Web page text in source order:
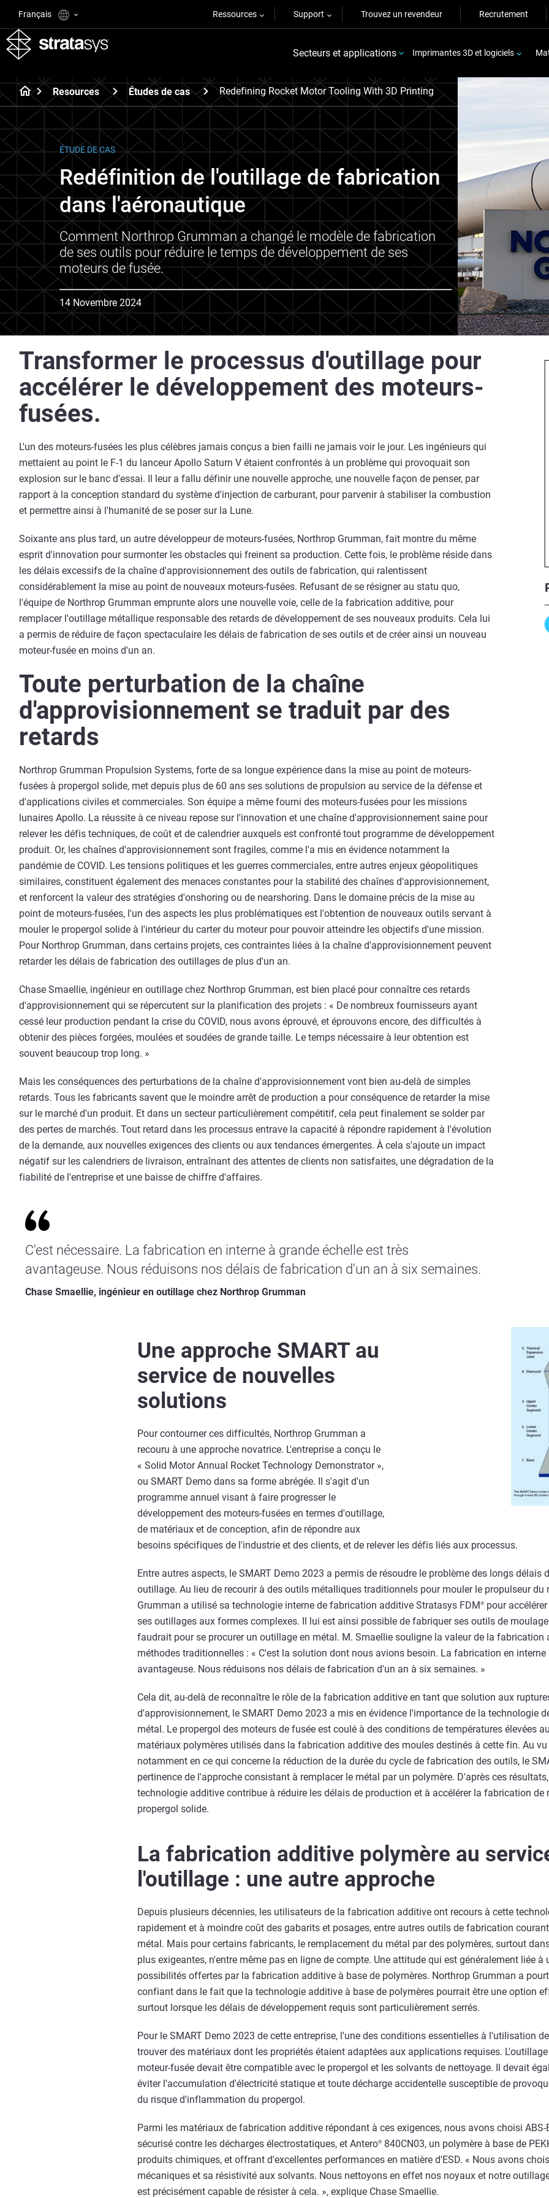
Français Ressources Support Trouvez un revendeur Recrutement
Secteurs et applications Imprimantes 3D et logiciels
Resources Études de cas Redefining Rocket Motor Tooling With 3D Printing
ÉTUDE DE CAS
Redéfinition de l'outillage de fabrication
dans l'aéronautique
Comment Northrop Grumman a changé le modèle de fabrication
de ses outils pour réduire le temps de développement de ses
moteurs de fusée.
14 Novembre 2024
Transformer le processus d'outillage pour
accélérer le développement des moteurs-
fusées.
L'un des moteurs-fusées les plus célèbres jamais conçus a bien failli ne jamais voir le jour. Les ingénieurs qui
mettaient au point le F-1 du lanceur Apollo Saturn V étaient confrontés à un problème qui provoquait son
explosion sur le banc d'essai. Il leur a fallu définir une nouvelle approche, une nouvelle façon de penser, par
rapport à la conception standard du système d'injection de carburant, pour parvenir à stabiliser la combustion
et permettre ainsi à l'humanité de se poser sur la Lune.
Soixante ans plus tard, un autre développeur de moteurs-fusées, Northrop Grumman, fait montre du même
esprit d'innovation pour surmonter les obstacles qui freinent sa production. Cette fois, le problème réside dans
les délais excessifs de la chaîne d'approvisionnement des outils de fabrication, qui ralentissent
considérablement la mise au point de nouveaux moteurs-fusées. Refusant de se résigner au statu quo,
l'équipe de Northrop Grumman emprunte alors une nouvelle voie, celle de la fabrication additive, pour
remplacer l'outillage métallique responsable des retards de développement de ses nouveaux produits. Cela lui
a permis de réduire de façon spectaculaire les délais de fabrication de ses outils et de créer ainsi un nouveau
moteur-fusée en moins d'un an.
Toute perturbation de la chaîne
d'approvisionnement se traduit par des
retards
Northrop Grumman Propulsion Systems, forte de sa longue expérience dans la mise au point de moteurs-
fusées à propergol solide, met depuis plus de 60 ans ses solutions de propulsion au service de la défense et
d'applications civiles et commerciales. Son équipe a même fourni des moteurs-fusées pour les missions
lunaires Apollo. La réussite à ce niveau repose sur l'innovation et une chaîne d'approvisionnement saine pour
relever les défis techniques, de coût et de calendrier auxquels est confronté tout programme de développement
produit. Or, les chaînes d'approvisionnement sont fragiles, comme l'a mis en évidence notamment la
pandémie de COVID. Les tensions politiques et les guerres commerciales, entre autres enjeux géopolitiques
similaires, constituent également des menaces constantes pour la stabilité des chaînes d'approvisionnement,
et renforcent la valeur des stratégies d'onshoring ou de nearshoring. Dans le domaine précis de la mise au
point de moteurs-fusées, l'un des aspects les plus problématiques est l'obtention de nouveaux outils servant à
mouler le propergol solide à l'intérieur du carter du moteur pour pouvoir atteindre les objectifs d'une mission.
Pour Northrop Grumman, dans certains projets, ces contraintes liées à la chaîne d'approvisionnement peuvent
retarder les délais de fabrication des outillages de plus d'un an.
Chase Smaellie, ingénieur en outillage chez Northrop Grumman, est bien placé pour connaître ces retards
d'approvisionnement qui se répercutent sur la planification des projets : « De nombreux fournisseurs ayant
cessé leur production pendant la crise du COVID, nous avons éprouvé, et éprouvons encore, des difficultés à
obtenir des pièces forgées, moulées et soudées de grande taille. Le temps nécessaire à leur obtention est
souvent beaucoup trop long. »
Mais les conséquences des perturbations de la chaîne d'approvisionnement vont bien au-delà de simples
retards. Tous les fabricants savent que le moindre arrêt de production a pour conséquence de retarder la mise
sur le marché d'un produit. Et dans un secteur particulièrement compétitif, cela peut finalement se solder par
des pertes de marchés. Tout retard dans les processus entrave la capacité à répondre rapidement à l'évolution
de la demande, aux nouvelles exigences des clients ou aux tendances émergentes. À cela s'ajoute un impact
négatif sur les calendriers de livraison, entraînant des attentes de clients non satisfaites, une dégradation de la
fiabilité de l'entreprise et une baisse de chiffre d'affaires.
C'est nécessaire. La fabrication en interne à grande échelle est très
avantageuse. Nous réduisons nos délais de fabrication d'un an à six semaines.
Chase Smaellie, ingénieur en outillage chez Northrop Grumman
Une approche SMART au
service de nouvelles
solutions
Pour contourner ces difficultés, Northrop Grumman a
recouru à une approche novatrice. L'entreprise a conçu le
« Solid Motor Annual Rocket Technology Demonstrator »,
ou SMART Demo dans sa forme abrégée. Il s'agit d'un
programme annuel visant à faire progresser le
développement des moteurs-fusées en termes d'outillage,
de matériaux et de conception, afin de répondre aux
besoins spécifiques de l'industrie et des clients, et de relever les défis liés aux processus.
Entre autres aspects, le SMART Demo 2023 a permis de résoudre le problème des longs délais
outillage. Au lieu de recourir à des outils métalliques traditionnels pour mouler le propulseur du
Grumman a utilisé sa technologie interne de fabrication additive Stratasys FDM® pour
ses outillages aux formes complexes. Il lui est ainsi possible de fabriquer ses outils de
faudrait pour se procurer un outillage en métal. M. Smaellie souligne la valeur de la fabrication
méthodes traditionnelles : « C'est la solution dont nous avions besoin. La fabrication en interne
avantageuse. Nous réduisons nos délais de fabrication d'un an à six semaines. »
Cela dit, au-delà de reconnaître le rôle de la fabrication additive en tant que solution aux
d'approvisionnement, le SMART Demo 2023 a mis en évidence l'importance de la technologie
métal. Le propergol des moteurs de fusée est coulé à des conditions de températures élevées
matériaux polymères utilisés dans la fabrication additive des moules destinés à cette fin. Au
notamment en ce qui concerne la réduction de la durée du cycle de fabrication des outils, le
pertinence de l'approche consistant à remplacer le métal par un polymère. D'après ces
technologie additive contribue à réduire les délais de production et à accélérer la fabrication de
propergol solide.
La fabrication additive polymère au
l'outillage : une autre approche
Depuis plusieurs décennies, les utilisateurs de la fabrication additive ont recours à cette
rapidement et à moindre coût des gabarits et posages, entre autres outils de fabrication
métal. Mais pour certains fabricants, le remplacement du métal par des polymères, surtout
plus exigeantes, n'entre même pas en ligne de compte. Une attitude qui est généralement liée à
possibilités offertes par la fabrication additive à base de polymères. Northrop Grumman a
confiant dans le fait que la technologie additive à base de polymères pourrait être une option
surtout lorsque les délais de développement requis sont particulièrement serrés.
Pour le SMART Demo 2023 de cette entreprise, l'une des conditions essentielles à l'utilisation
trouver des matériaux dont les propriétés étaient adaptées aux applications requises.
moteur-fusée devait être compatible avec le propergol et les solvants de nettoyage. Il devait
éviter l'accumulation d'électricité statique et toute décharge accidentelle susceptible de
du risque d'inflammation du propergol.
Parmi les matériaux de fabrication additive répondant à ces exigences, nous avons choisi ABS-
sécurisé contre les décharges électrostatiques, et Antero® 840CN03, un polymère à base de
produits chimiques, et offrant d'excellentes performances en matière d'ESD. « Nous avons
mécaniques et sa résistivité aux solvants. Nous nettoyons en effet nos noyaux et notre
est précisément capable de résister à cela. », explique Chase Smaellie.